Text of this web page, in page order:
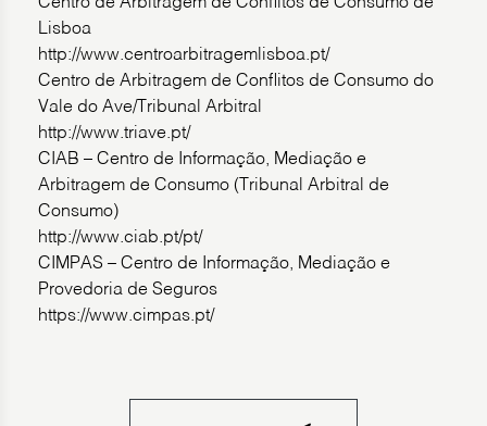
Lisboa
http://www.centroarbitragemlisboa.pt/
Centro de Arbitragem de Conflitos de Consumo do
Vale do Ave/Tribunal Arbitral
http://www.triave.pt/
CIAB – Centro de Informação, Mediação e
Arbitragem de Consumo (Tribunal Arbitral de
Consumo)
http://www.ciab.pt/pt/
CIMPAS – Centro de Informação, Mediação e
Provedoria de Seguros
https://www.cimpas.pt/